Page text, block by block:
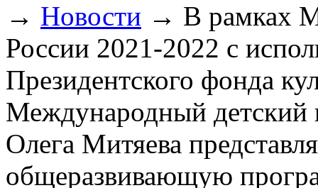
→ Новости → В рамках
России 2021-2022 с
Президентского фонда
Международный детский
Олега Митяева
общеразвивающую